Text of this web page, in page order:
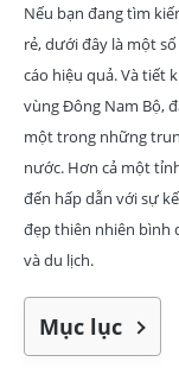
Nếu bạn đang tìm
rẻ, dưới đây là một
cáo hiệu quả. Và tiết
vùng Đông Nam Bộ,
một trong những
nước. Hơn cả một
đến hấp dẫn với sự
đẹp thiên nhiên bình
và du lịch.
Mục lục